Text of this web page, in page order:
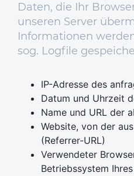
Daten, die Ihr
unseren Server
Informationen
sog. Logfile
IP-Adresse des
Datum und Uhrzeit
Name und URL der
Website, von der
(Referrer-URL)
Verwendeter
Betriebssystem